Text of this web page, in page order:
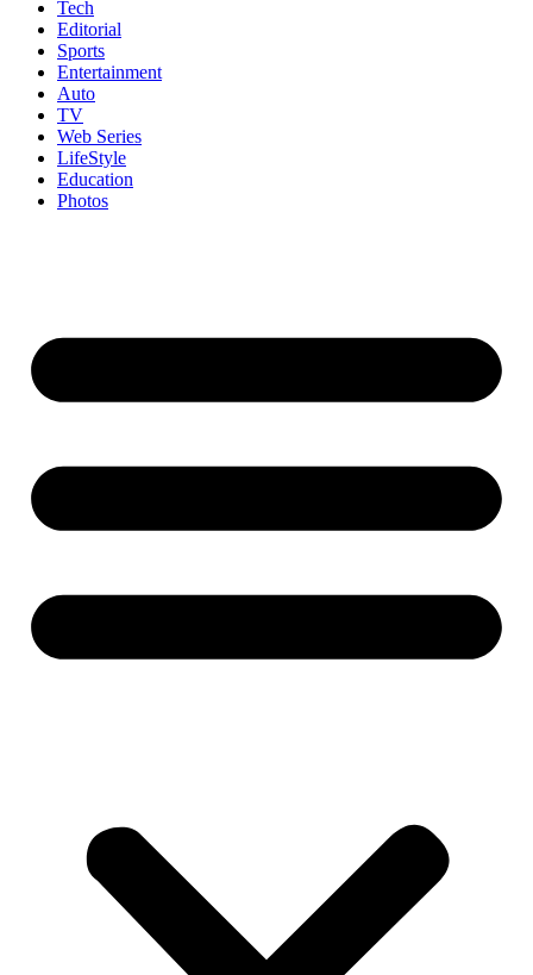
Tech
Editorial
Sports
Entertainment
Auto
TV
Web Series
LifeStyle
Education
Photos